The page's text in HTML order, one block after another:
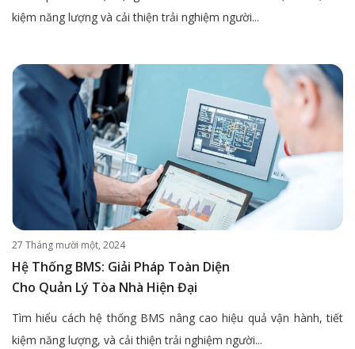
kiệm năng lượng và cải thiện trải nghiệm người...
27 Tháng mười một, 2024
Hệ Thống BMS: Giải Pháp Toàn Diện
Cho Quản Lý Tòa Nhà Hiện Đại
Tìm hiểu cách hệ thống BMS nâng cao hiệu quả vận hành, tiết
kiệm năng lượng, và cải thiện trải nghiệm người...